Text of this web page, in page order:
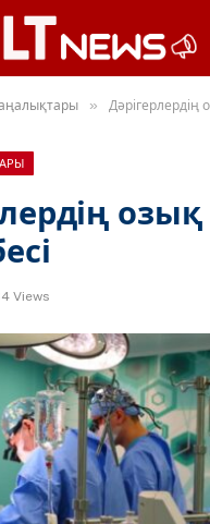
» Дәрігерлердің
озық
Views